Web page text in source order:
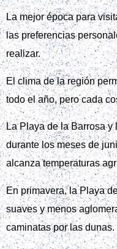
La mejor época para
las preferencias
realizar.
El clima de la región
todo el año, pero cada
La Playa de la Barrosa
durante los meses de
alcanza temperaturas
En primavera, la Playa
suaves y menos
caminatas por las dunas.